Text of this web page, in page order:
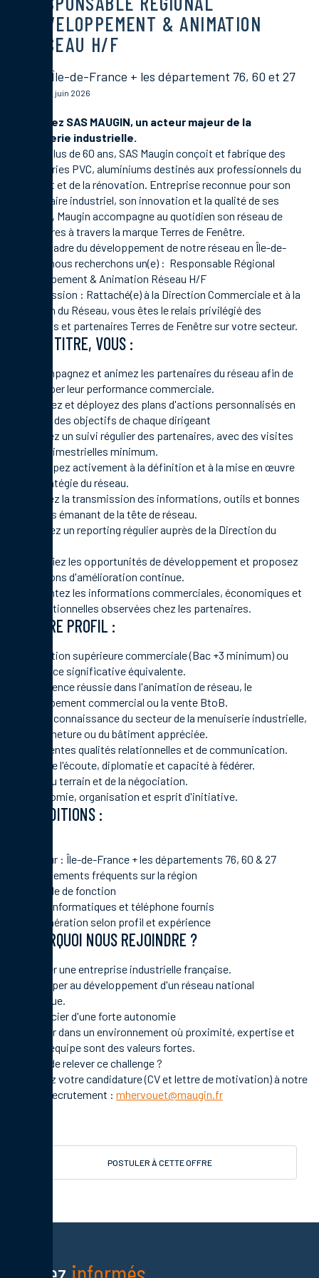
DÉVELOPPEMENT & ANIMATION
RÉSEAU H/F
Région Île-de-France + les département 76, 60 et 27
Publié le 18 juin 2026
Rejoignez SAS MAUGIN, un acteur majeur de la
menuiserie industrielle.
Depuis plus de 60 ans, SAS Maugin conçoit et fabrique des
menuiseries PVC, aluminiums destinés aux professionnels du
bâtiment et de la rénovation. Entreprise reconnue pour son
savoir-faire industriel, son innovation et la qualité de ses
produits, Maugin accompagne au quotidien son réseau de
partenaires à travers la marque Terres de Fenêtre.
Dans le cadre du développement de notre réseau en Île-de-
France, nous recherchons un(e) : Responsable Régional
Développement & Animation Réseau H/F
Votre mission : Rattaché(e) à la Direction Commerciale et à la
Direction du Réseau, vous êtes le relais privilégié des
adhérents et partenaires Terres de Fenêtre sur votre secteur.
À CE TITRE, VOUS :
Accompagnez et animez les partenaires du réseau afin de
développer leur performance commerciale.
Élaborez et déployez des plans d'actions personnalisés en
fonction des objectifs de chaque dirigeant
Assurez un suivi régulier des partenaires, avec des visites
terrain trimestrielles minimum.
Participez activement à la définition et à la mise en œuvre
de la stratégie du réseau.
Assurez la transmission des informations, outils et bonnes
pratiques émanant de la tête de réseau.
Réalisez un reporting régulier auprès de la Direction du
Identifiez les opportunités de développement et proposez
des actions d'amélioration continue.
Remontez les informations commerciales, économiques et
organisationnelles observées chez les partenaires.
VOTRE PROFIL :
Formation supérieure commerciale (Bac +3 minimum) ou
expérience significative équivalente.
Expérience réussie dans l'animation de réseau, le
développement commercial ou la vente BtoB.
Bonne connaissance du secteur de la menuiserie industrielle,
de la fermeture ou du bâtiment appréciée.
Excellentes qualités relationnelles et de communication.
Sens de l'écoute, diplomatie et capacité à fédérer.
Goût du terrain et de la négociation.
Autonomie, organisation et esprit d'initiative.
CONDITIONS :
Secteur : Île-de-France + les départements 76, 60 & 27
Déplacements fréquents sur la région
Véhicule de fonction
Outils informatiques et téléphone fournis
Rémunération selon profil et expérience
POURQUOI NOUS REJOINDRE ?
- Intégrer une entreprise industrielle française.
- Participer au développement d'un réseau national
dynamique.
- Bénéficier d'une forte autonomie
- Évoluer dans un environnement où proximité, expertise et
esprit d'équipe sont des valeurs fortes.
- Envie de relever ce challenge ?
Adressez votre candidature (CV et lettre de motivation) à notre
service recrutement : mhervouet@maugin.fr
POSTULER À CETTE OFFRE